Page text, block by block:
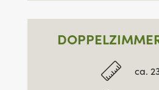
ca.